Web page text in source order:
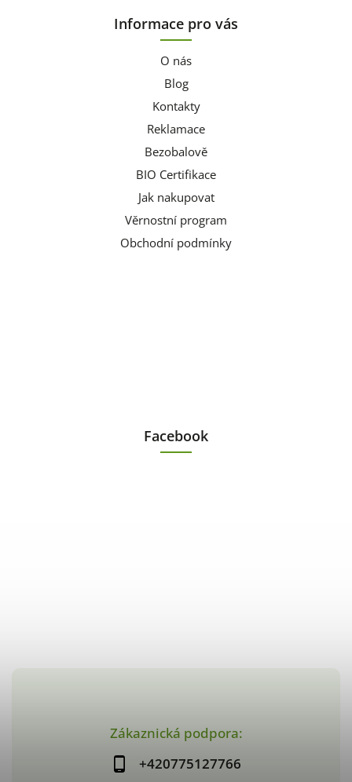
Zákaznická podpora:
+420775127766
Informace pro vás
O nás
Blog
Kontakty
Reklamace
Bezobalově
BIO Certifikace
Jak nakupovat
Věrnostní program
Obchodní podmínky
Facebook